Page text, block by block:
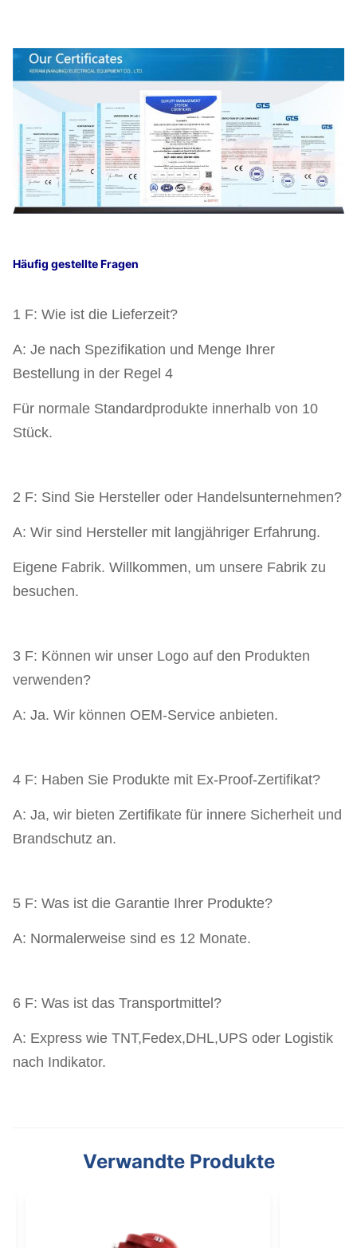
Häufig gestellte Fragen
1 F: Wie ist die Lieferzeit?
A: Je nach Spezifikation und Menge Ihrer
Bestellung in der Regel 4
Für normale Standardprodukte innerhalb von 10
Stück.
2 F: Sind Sie Hersteller oder Handelsunternehmen?
A: Wir sind Hersteller mit langjähriger Erfahrung.
Eigene Fabrik. Willkommen, um unsere Fabrik zu
besuchen.
3 F: Können wir unser Logo auf den Produkten
verwenden?
A: Ja. Wir können OEM-Service anbieten.
4 F: Haben Sie Produkte mit Ex-Proof-Zertifikat?
A: Ja, wir bieten Zertifikate für innere Sicherheit und
Brandschutz an.
5 F: Was ist die Garantie Ihrer Produkte?
A: Normalerweise sind es 12 Monate.
6 F: Was ist das Transportmittel?
A: Express wie TNT,Fedex,DHL,UPS oder Logistik
nach Indikator.
Verwandte Produkte